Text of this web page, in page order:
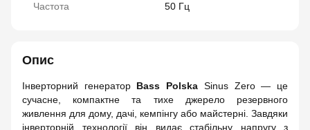
Частота 50 Гц
Опис
Інверторний генератор Bass Polska Sinus Zero — це
сучасне, компактне та тихе джерело резервного
живлення для дому, дачі, кемпінгу або майстерні. Завдяки
інверторній технології він видає стабільну напругу з